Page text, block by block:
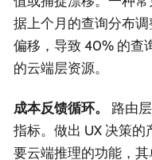
据上个月的查询分布
偏移，导致 40% 的查
的云端层资源。
成本反馈循环。
路由
指标。做出 UX 决策
要云端推理的功能，